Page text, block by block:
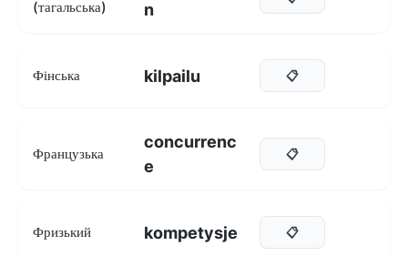
(тагальська)
n
Фінська kilpailu 📋
Французька
concurrenc
e
📋
Фризький kompetysje 📋